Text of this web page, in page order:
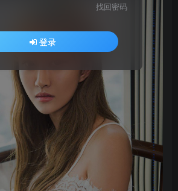
找回密码
登录